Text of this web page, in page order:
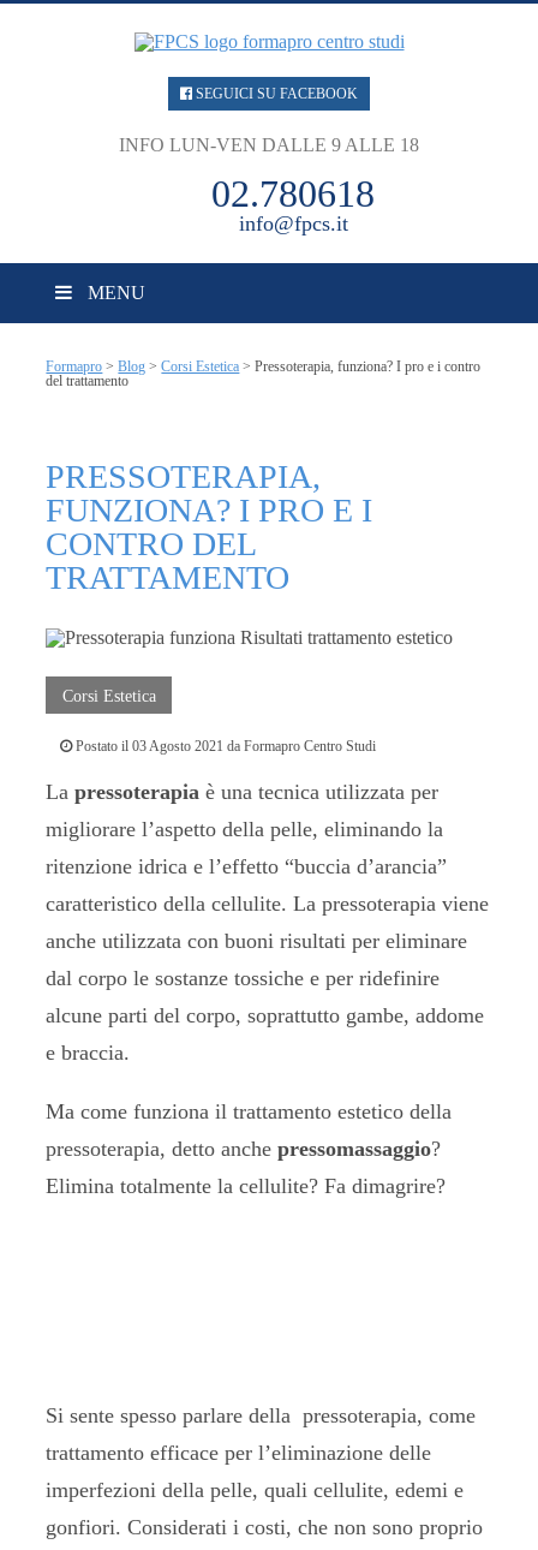
SEGUICI SU FACEBOOK
INFO LUN-VEN DALLE 9 ALLE 18
02.780618
info@fpcs.it
MENU
Formapro >Blog >Corsi Estetica >Pressoterapia, funziona? I pro e i contro
del trattamento
PRESSOTERAPIA,
FUNZIONA? I PRO E I
CONTRO DEL
TRATTAMENTO
Corsi Estetica
Postato il 03 Agosto 2021 daFormapro Centro Studi
Lapressoterapia è una tecnica utilizzata per
migliorare l’aspetto della pelle, eliminando la
ritenzione idrica e l’effetto “buccia d’arancia”
caratteristico della cellulite. La pressoterapia viene
anche utilizzata con buoni risultati per eliminare
dal corpo le sostanze tossiche e per ridefinire
alcune parti del corpo, soprattutto gambe, addome
e braccia.
Ma come funziona il trattamento estetico della
pressoterapia, detto anchepressomassaggio?
Elimina totalmente la cellulite? Fa dimagrire?
Si sente spesso parlare della pressoterapia, come
trattamento efficace per l’eliminazione delle
imperfezioni della pelle, quali cellulite, edemi e
gonfiori. Considerati i costi, che non sono proprio